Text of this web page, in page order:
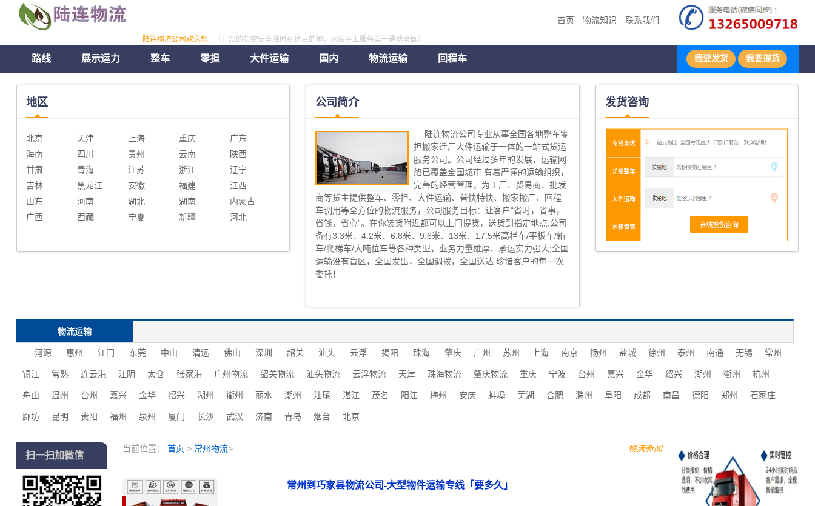
首页 物流知识 联系我们
陆连物流公司欢迎您 （让您的货物安全准时到达目的地，速度至上服务第一通达全国）
路线 展示运力 整车 零担 大件运输 国内 物流运输 回程车 我要发货 我要提货
地区
北京 天津 上海 重庆
广东
海南
四川 贵州 云南
陕西
甘肃
青海 江苏 浙江
辽宁
吉林
黑龙江 安徽 福建
江西
山东
河南 湖北 湖南
内蒙古
广西
西藏 宁夏 新疆 河北
公司简介
陆连物流公司专业从事全国各地整车零
担搬家迁厂大件运输于一体的一站式货运
服务公司。公司经过多年的发展，运输网
络已覆盖全国城市,有着严谨的运输组织，
完善的经营管理，为工厂、贸易商、批发
商等货主提供整车、零担、大件运输、普快特快、搬家搬厂、回程
车调用等全方位的物流服务，公司服务目标：让客户“省时，省事，
省钱，省心”。在你装货附近都可以上门提货，送货到指定地点,公司
备有3.3米、4.2米、6.8米、9.6米、13米、17.5米高栏车/平板车/箱
车/爬梯车/大吨位车等各种类型，业务力量雄厚、承运实力强大;全国
运输没有盲区，全国发出，全国调拨，全国送达,珍惜客户的每一次
委托！
发货咨询
物流运输
河源 惠州 江门 东莞 中山 清远 佛山 深圳 韶关 汕头 云浮 揭阳 珠海 肇庆 广州 苏州 上海 南京 扬州 盐城 徐州 泰州 南通 无锡 常州
镇江 常熟 连云港 江阴 太仓 张家港 广州物流 韶关物流 汕头物流 云浮物流 天津 珠海物流 肇庆物流 重庆 宁波 台州 嘉兴 金华 绍兴 湖州 衢州 杭州
舟山 温州 台州 嘉兴 金华 绍兴 湖州 衢州 丽水 潮州 汕尾 湛江 茂名 阳江 梅州 安庆 蚌埠 芜湖 合肥 滁州 阜阳 成都 南昌 德阳 郑州 石家庄
廊坊 昆明 贵阳 福州 泉州 厦门 长沙 ‌‌武汉 济南 青岛 烟台 北京
当前位置： 首页 > 常州物流> 物流新闻
常州到巧家县物流公司-大型物件运输专线「要多久」
扫一扫加微信